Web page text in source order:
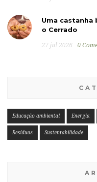
Uma castanha
o Cerrado
27 jul 2026 0
Educação ambiental Energia
Resíduos Sustentabilidade